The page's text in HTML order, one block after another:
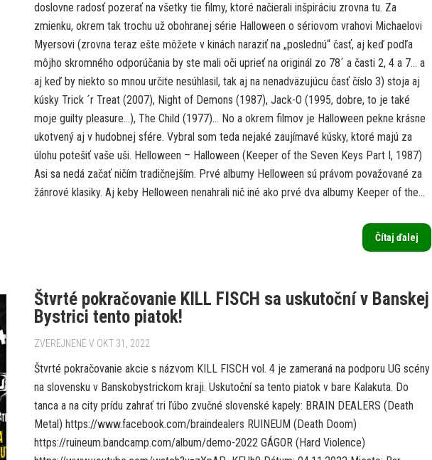
doslovne radosť pozerať na všetky tie filmy, ktoré načierali inšpiráciu zrovna tu. Za
zmienku, okrem tak trochu už obohranej série Halloween o sériovom vrahovi Michaelovi
Myersovi (zrovna teraz ešte môžete v kinách naraziť na „poslednú“ časť, aj keď podľa
môjho skromného odporúčania by ste mali oči uprieť na originál zo 78´ a časti 2, 4 a 7… a
aj keď by niekto so mnou určite nesúhlasil, tak aj na nenadväzujúcu časť číslo 3) stoja aj
kúsky Trick ´r Treat (2007), Night of Demons (1987), Jack-O (1995, dobre, to je také
moje guilty pleasure…), The Child (1977)… No a okrem filmov je Halloween pekne krásne
ukotvený aj v hudobnej sfére. Vybral som teda nejaké zaujímavé kúsky, ktoré majú za
úlohu potešiť vaše uši. Helloween – Halloween (Keeper of the Seven Keys Part I, 1987)
Asi sa nedá začať ničím tradičnejším. Prvé albumy Helloween sú právom považované za
žánrové klasiky. Aj keby Helloween nenahrali nič iné ako prvé dva albumy Keeper of the...
Čítaj ďalej
Štvrté pokračovanie KILL FISCH sa uskutoční v Banskej
Bystrici tento piatok!
ZVEREJNENÉ V OKT 31, 2022
Štvrté pokračovanie akcie s názvom KILL FISCH vol. 4 je zameraná na podporu UG scény
na slovensku v Banskobystrickom kraji. Uskutoční sa tento piatok v bare Kalakuta. Do
tanca a na city prídu zahrať tri ľúbo zvučné slovenské kapely: BRAIN DEALERS (Death
Metal) https://www.facebook.com/braindealers RUINEUM (Death Doom)
https://ruineum.bandcamp.com/album/demo-2022 GÁGOR (Hard Violence)